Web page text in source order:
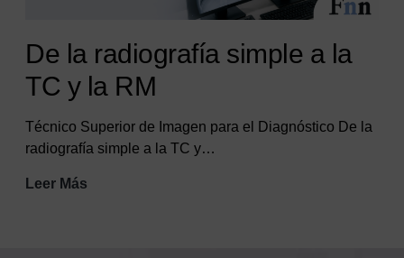
De la radiografía simple a la
TC y la RM
Técnico Superior de Imagen para el Diagnóstico De la
radiografía simple a la TC y…
Leer Más